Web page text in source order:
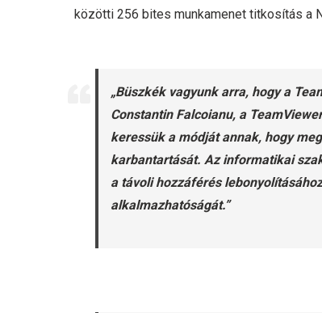
közötti 256 bites munkamenet titkosítás a
„Büszkék vagyunk arra, hogy a
Constantin Falcoianu, a
keressük a módját annak, hogy
karbantartását. Az informatikai
a távoli hozzáférés
alkalmazhatóságát.”